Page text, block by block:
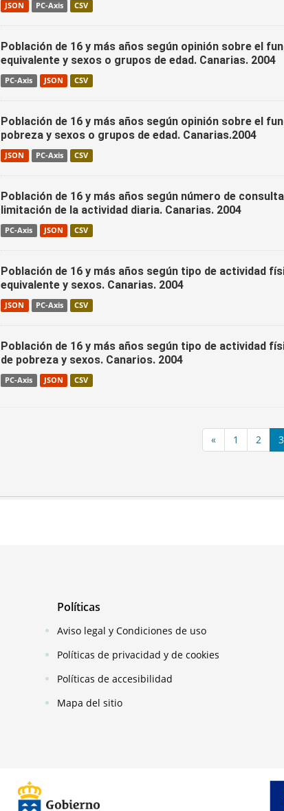
JSON PC-Axis CSV
Población de 16 y más años según opinión sobre el
equivalente y sexos o grupos de edad. Canarias. 2004
PC-Axis JSON CSV
Población de 16 y más años según opinión sobre el
pobreza y sexos o grupos de edad. Canarias.2004
JSON PC-Axis CSV
Población de 16 y más años según número de
limitación de la actividad diaria. Canarias. 2004
PC-Axis JSON CSV
Población de 16 y más años según tipo de actividad
equivalente y sexos. Canarias. 2004
JSON PC-Axis CSV
Población de 16 y más años según tipo de actividad
de pobreza y sexos. Canarios. 2004
PC-Axis JSON CSV
« 1 2 3
Políticas
Aviso legal y Condiciones de uso
Políticas de privacidad y de cookies
Políticas de accesibilidad
Mapa del sitio